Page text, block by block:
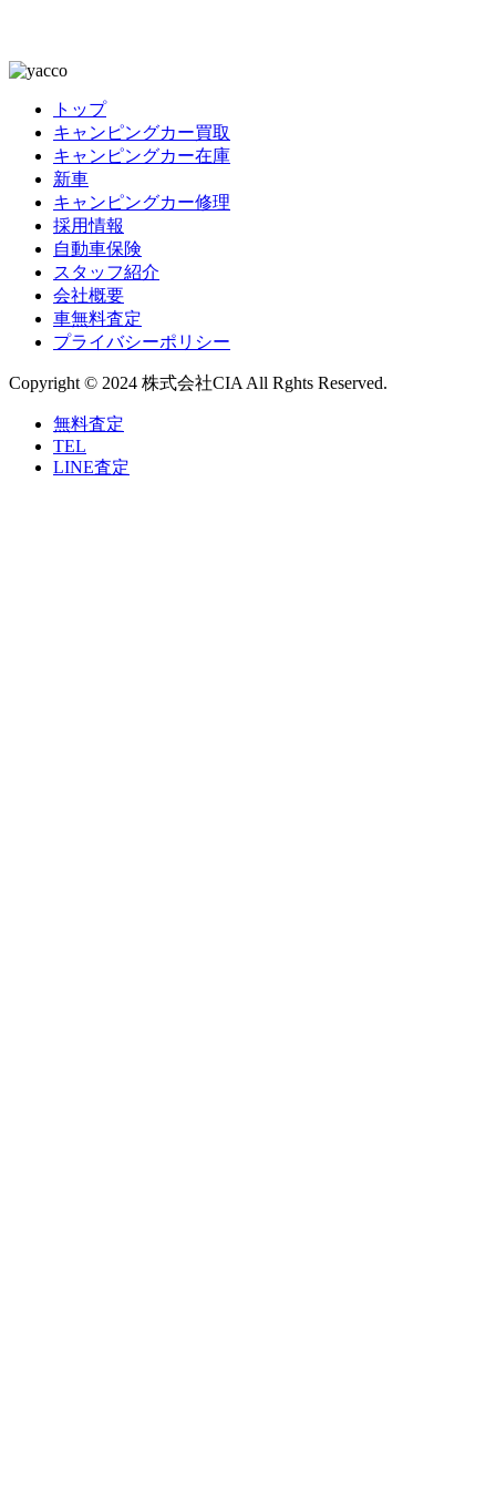
トップ
キャンピングカー買取
キャンピングカー在庫
新車
キャンピングカー修理
採用情報
自動車保険
スタッフ紹介
会社概要
車無料査定
プライバシーポリシー
Copyright © 2024 株式会社CIA All Rghts Reserved.
無料査定
TEL
LINE査定